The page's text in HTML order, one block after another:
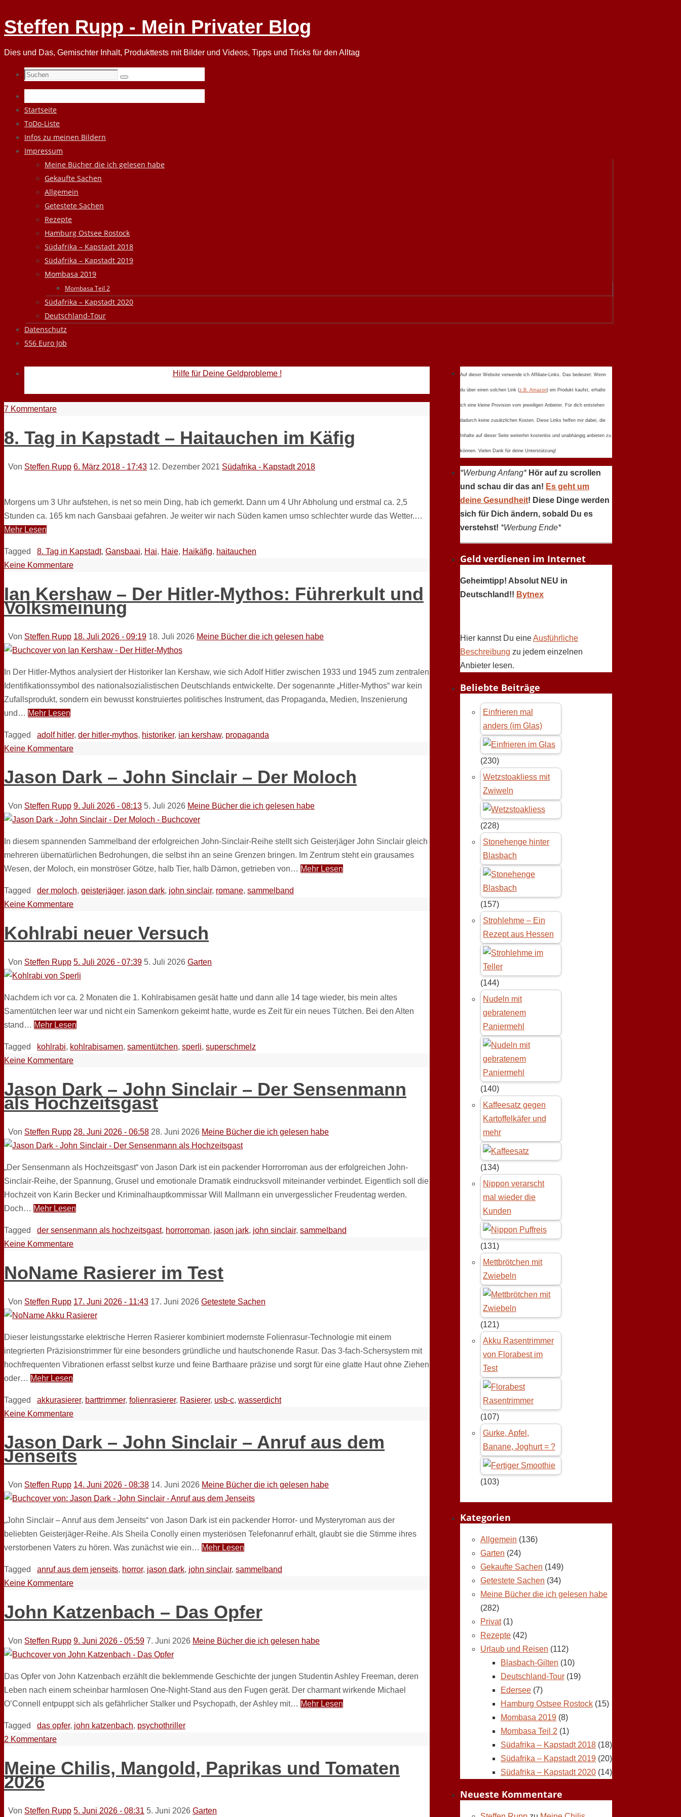
Steffen Rupp - Mein Privater Blog
Dies und Das, Gemischter Inhalt, Produkttests mit Bilder und Videos, Tipps und Tricks für den Alltag
Suchen
nach:
Suchen
Zum
Inhalt
springen
Startseite
ToDo-Liste
Infos zu meinen Bildern
Impressum
Meine Bücher die ich gelesen habe
Gekaufte Sachen
Allgemein
Getestete Sachen
Rezepte
Hamburg Ostsee Rostock
Südafrika – Kapstadt 2018
Südafrika – Kapstadt 2019
Mombasa 2019
Mombasa Teil 2
Südafrika – Kapstadt 2020
Deutschland-Tour
Datenschutz
556 Euro Job
Hilfe für Deine Geldprobleme !
7 Kommentare
8. Tag in Kapstadt – Haitauchen im Käfig
Von Steffen Rupp 6. März 2018 - 17:43 12. Dezember 2021 Südafrika - Kapstadt 2018
Morgens um 3 Uhr aufstehen, is net so mein Ding, hab ich gemerkt. Dann um 4 Uhr Abholung und erstmal ca. 2,5
Stunden ca. 165 km nach Gansbaai gefahren. Je weiter wir nach Süden kamen umso schlechter wurde das Wetter.…
Mehr Lesen
Tagged 8. Tag in Kapstadt, Gansbaai, Hai, Haie, Haikäfig, haitauchen
Keine Kommentare
Ian Kershaw – Der Hitler-Mythos: Führerkult und
Volksmeinung
Von Steffen Rupp 18. Juli 2026 - 09:19 18. Juli 2026 Meine Bücher die ich gelesen habe
In Der Hitler-Mythos analysiert der Historiker Ian Kershaw, wie sich Adolf Hitler zwischen 1933 und 1945 zum zentralen
Identifikationssymbol des nationalsozialistischen Deutschlands entwickelte. Der sogenannte „Hitler-Mythos“ war kein
Zufallsprodukt, sondern ein bewusst konstruiertes politisches Instrument, das Propaganda, Medien, Inszenierung
und… Mehr Lesen
Tagged adolf hitler, der hitler-mythos, historiker, ian kershaw, propaganda
Keine Kommentare
Jason Dark – John Sinclair – Der Moloch
Von Steffen Rupp 9. Juli 2026 - 08:13 5. Juli 2026 Meine Bücher die ich gelesen habe
In diesem spannenden Sammelband der erfolgreichen John-Sinclair-Reihe stellt sich Geisterjäger John Sinclair gleich
mehreren übernatürlichen Bedrohungen, die selbst ihn an seine Grenzen bringen. Im Zentrum steht ein grausames
Wesen, der Moloch, ein monströser Götze, halb Tier, halb Dämon, getrieben von… Mehr Lesen
Tagged der moloch, geisterjäger, jason dark, john sinclair, romane, sammelband
Keine Kommentare
Kohlrabi neuer Versuch
Von Steffen Rupp 5. Juli 2026 - 07:39 5. Juli 2026 Garten
Nachdem ich vor ca. 2 Monaten die 1. Kohlrabisamen gesät hatte und dann alle 14 tage wieder, bis mein altes
Samentütchen leer war und nicht ein Samenkorn gekeimt hatte, wurde es Zeit für ein neues Tütchen. Bei den Alten
stand… Mehr Lesen
Tagged kohlrabi, kohlrabisamen, samentütchen, sperli, superschmelz
Keine Kommentare
Jason Dark – John Sinclair – Der Sensenmann
als Hochzeitsgast
Von Steffen Rupp 28. Juni 2026 - 06:58 28. Juni 2026 Meine Bücher die ich gelesen habe
„Der Sensenmann als Hochzeitsgast“ von Jason Dark ist ein packender Horrorroman aus der erfolgreichen John-
Sinclair-Reihe, der Spannung, Grusel und emotionale Dramatik eindrucksvoll miteinander verbindet. Eigentlich soll die
Hochzeit von Karin Becker und Kriminalhauptkommissar Will Mallmann ein unvergesslicher Freudentag werden.
Doch… Mehr Lesen
Tagged der sensenmann als hochzeitsgast, horrorroman, jason jark, john sinclair, sammelband
Keine Kommentare
NoName Rasierer im Test
Von Steffen Rupp 17. Juni 2026 - 11:43 17. Juni 2026 Getestete Sachen
Dieser leistungsstarke elektrische Herren Rasierer kombiniert modernste Folienrasur-Technologie mit einem
integrierten Präzisionstrimmer für eine besonders gründliche und hautschonende Rasur. Das 3-fach-Schersystem mit
hochfrequenten Vibrationen erfasst selbst kurze und feine Barthaare präzise und sorgt für eine glatte Haut ohne Ziehen
oder… Mehr Lesen
Tagged akkurasierer, barttrimmer, folienrasierer, Rasierer, usb-c, wasserdicht
Keine Kommentare
Jason Dark – John Sinclair – Anruf aus dem
Jenseits
Von Steffen Rupp 14. Juni 2026 - 08:38 14. Juni 2026 Meine Bücher die ich gelesen habe
„John Sinclair – Anruf aus dem Jenseits“ von Jason Dark ist ein packender Horror- und Mysteryroman aus der
beliebten Geisterjäger-Reihe. Als Sheila Conolly einen mysteriösen Telefonanruf erhält, glaubt sie die Stimme ihres
verstorbenen Vaters zu hören. Was zunächst wie ein… Mehr Lesen
Tagged anruf aus dem jenseits, horror, jason dark, john sinclair, sammelband
Keine Kommentare
John Katzenbach – Das Opfer
Von Steffen Rupp 9. Juni 2026 - 05:59 7. Juni 2026 Meine Bücher die ich gelesen habe
Das Opfer von John Katzenbach erzählt die beklemmende Geschichte der jungen Studentin Ashley Freeman, deren
Leben nach einem scheinbar harmlosen One-Night-Stand aus den Fugen gerät. Der charmant wirkende Michael
O’Connell entpuppt sich als gefährlicher Stalker und Psychopath, der Ashley mit… Mehr Lesen
Tagged das opfer, john katzenbach, psychothriller
2 Kommentare
Meine Chilis, Mangold, Paprikas und Tomaten
2026
Von Steffen Rupp 5. Juni 2026 - 08:31 5. Juni 2026 Garten
Auf dieser Website verwende ich Affiliate-Links. Das bedeutet: Wenn
du über einen solchen Link (z.B. Amazon) ein Produkt kaufst, erhalte
ich eine kleine Provision vom jeweiligen Anbieter. Für dich entstehen
dadurch keine zusätzlichen Kosten. Diese Links helfen mir dabei, die
Inhalte auf dieser Seite weiterhin kostenlos und unabhängig anbieten zu
können. Vielen Dank für deine Unterstützung!
*Werbung Anfang* Hör auf zu scrollen
und schau dir das an! Es geht um
deine Gesundheit! Diese Dinge werden
sich für Dich ändern, sobald Du es
verstehst! *Werbung Ende*
Geld verdienen im Internet
Geheimtipp! Absolut NEU in
Deutschland!! Bytnex
Hier kannst Du eineAusführliche
Beschreibung zu jedem einzelnen
Anbieter lesen.
Beliebte Beiträge
Einfrieren mal
anders (im Glas)
(230)
Wetzstoakliess mit
Zwiweln
(228)
Stonehenge hinter
Blasbach
(157)
Strohlehme – Ein
Rezept aus Hessen
(144)
Nudeln mit
gebratenem
Paniermehl
(140)
Kaffeesatz gegen
Kartoffelkäfer und
mehr
(134)
Nippon verarscht
mal wieder die
Kunden
(131)
Mettbrötchen mit
Zwiebeln
(121)
Akku Rasentrimmer
von Florabest im
Test
(107)
Gurke, Apfel,
Banane, Joghurt = ?
(103)
Kategorien
Allgemein (136)
Garten (24)
Gekaufte Sachen (149)
Getestete Sachen (34)
Meine Bücher die ich gelesen habe
(282)
Privat(1)
Rezepte (42)
Urlaub und Reisen (112)
Blasbach-Gilten (10)
Deutschland-Tour (19)
Edersee (7)
Hamburg Ostsee Rostock (15)
Mombasa 2019 (8)
Mombasa Teil 2 (1)
Südafrika – Kapstadt 2018 (18)
Südafrika – Kapstadt 2019 (20)
Südafrika – Kapstadt 2020 (14)
Neueste Kommentare